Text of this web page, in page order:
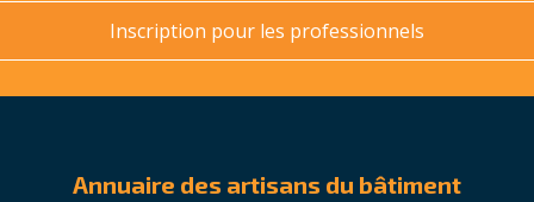
Inscription pour les professionnels
Annuaire des artisans du bâtiment